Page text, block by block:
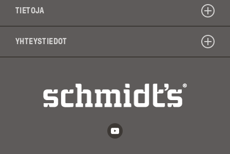
TIETOJA
YHTEYSTIEDOT